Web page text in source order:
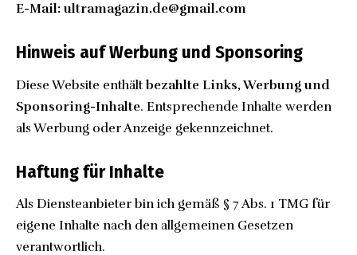
E-Mail: ultramagazin.de@gmail.com
Hinweis auf Werbung und Sponsoring
Diese Website enthältbezahlte Links, Werbung und
Sponsoring-Inhalte. Entsprechende Inhalte werden
als Werbung oder Anzeige gekennzeichnet.
Haftung für Inhalte
Als Diensteanbieter bin ich gemäß § 7 Abs. 1 TMG für
eigene Inhalte nach den allgemeinen Gesetzen
verantwortlich.